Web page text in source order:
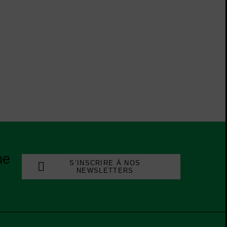
S’INSCRIRE À NOS
NEWSLETTERS